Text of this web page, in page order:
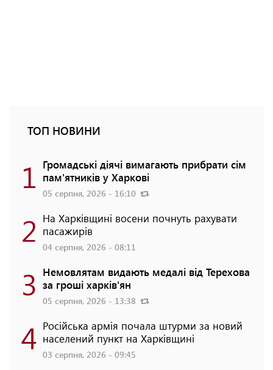
ТОП НОВИНИ
1 Громадські діячі вимагають прибрати сім
пам'ятників у Харкові
05 серпня, 2026 - 16:10
2 На Харківщині восени почнуть рахувати
пасажирів
04 серпня, 2026 - 08:11
3 Немовлятам видають медалі від Терехова
за гроші харків'ян
05 серпня, 2026 - 13:38
4 Російська армія почала штурми за новий
населений пункт на Харківщині
03 серпня, 2026 - 09:45